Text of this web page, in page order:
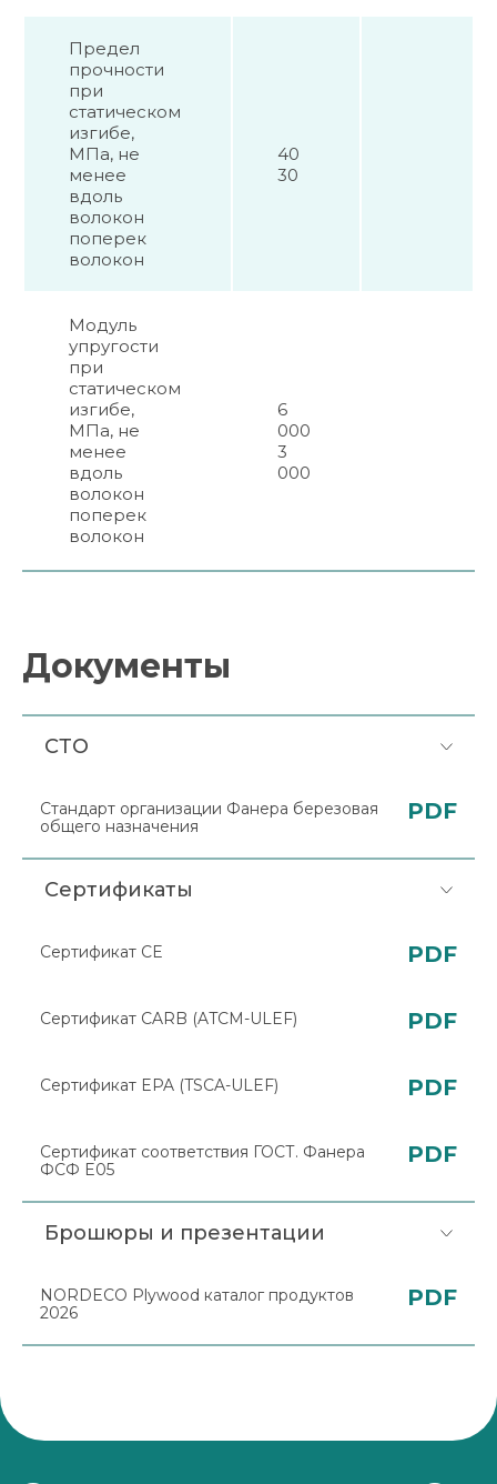
Предел
прочности
при
статическом
изгибе,
МПа, не
менее
вдоль
волокон
поперек
волокон
40
30
Модуль
упругости
при
статическом
изгибе,
МПа, не
менее
вдоль
волокон
поперек
волокон
6
000
3
000
Документы
СТО
Стандарт организации Фанера березовая
общего назначения
PDF
Сертификаты
Сертификат CE PDF
Сертификат CARB (ATCM-ULEF) PDF
Сертификат EPA (TSCA-ULEF) PDF
Сертификат соответствия ГОСТ. Фанера
ФСФ E05
PDF
Брошюры и презентации
NORDECO Plywood каталог продуктов
2026
PDF